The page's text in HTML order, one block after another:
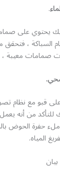
.
بك يحتوي على
، فتحقق
معيبة ،
قبو مع نظام
من أنه
حفرة الحوض
المياه.